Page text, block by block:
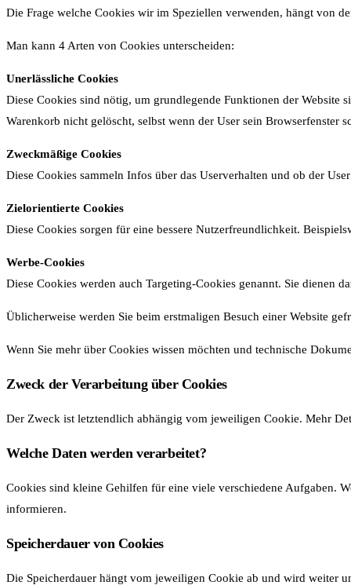
Die Frage welche Cookies wir im Speziellen verwenden, hängt von
Man kann 4 Arten von Cookies unterscheiden:
Unerlässliche Cookies
Diese Cookies sind nötig, um grundlegende Funktionen der Website
Warenkorb nicht gelöscht, selbst wenn der User sein Browserfenster
Zweckmäßige Cookies
Diese Cookies sammeln Infos über das Userverhalten und ob der
Zielorientierte Cookies
Diese Cookies sorgen für eine bessere Nutzerfreundlichkeit.
Werbe-Cookies
Diese Cookies werden auch Targeting-Cookies genannt. Sie dienen
Üblicherweise werden Sie beim erstmaligen Besuch einer Website
Wenn Sie mehr über Cookies wissen möchten und technische
Zweck der Verarbeitung über Cookies
Der Zweck ist letztendlich abhängig vom jeweiligen Cookie. Mehr
Welche Daten werden verarbeitet?
Cookies sind kleine Gehilfen für eine viele verschiedene Aufgaben.
informieren.
Speicherdauer von Cookies
Die Speicherdauer hängt vom jeweiligen Cookie ab und wird weiter